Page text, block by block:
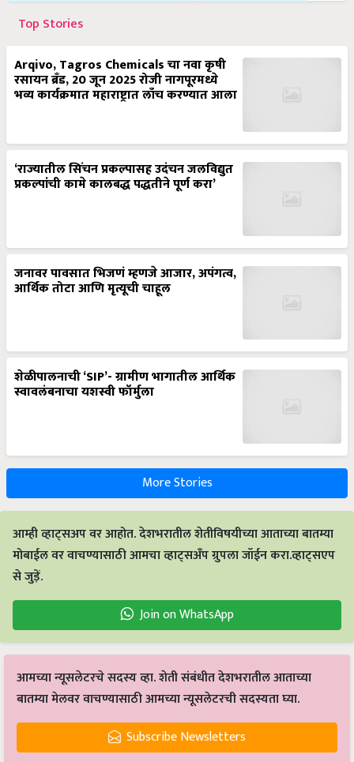
Top Stories
Arqivo, Tagros Chemicals चा नवा कृषी
रसायन ब्रँड, 20 जून 2025 रोजी नागपूरमध्ये
भव्य कार्यक्रमात महाराष्ट्रात लाँच करण्यात आला
‘राज्यातील सिंचन प्रकल्पासह उदंचन जलविद्युत
प्रकल्पांची कामे कालबद्ध पद्धतीने पूर्ण करा’
जनावर पावसात भिजणं म्हणजे आजार, अपंगत्व,
आर्थिक तोटा आणि मृत्यूची चाहूल
शेळीपालनाची ‘SIP’- ग्रामीण भागातील आर्थिक
स्वावलंबनाचा यशस्वी फॉर्मुला
More Stories
आम्ही व्हाट्सअप वर आहोत. देशभरातील शेतीविषयीच्या आताच्या बातम्या
मोबाईल वर वाचण्यासाठी आमचा व्हाट्सअँप ग्रुपला जॉईन करा.व्हाट्सएप
से जुड़ें.
Join on WhatsApp
आमच्या न्यूसलेटरचे सदस्य व्हा. शेती संबंधीत देशभरातील आताच्या
बातम्या मेलवर वाचण्यासाठी आमच्या न्यूसलेटरची सदस्यता घ्या.
Subscribe Newsletters